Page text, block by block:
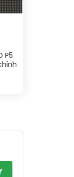
P5